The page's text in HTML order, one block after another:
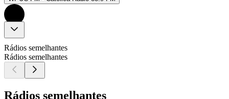
Rádios semelhantes
Rádios semelhantes
Rádios semelhantes